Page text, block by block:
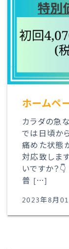
ホームペ
カラダの急
では日頃か
痛めた状態
対応致しま
いですか？
普 […]
2023年8月